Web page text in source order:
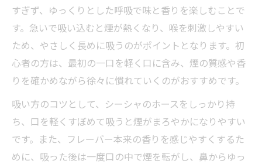
すぎず、ゆっくりとした呼吸で味と香りを楽しむことで
す。急いで吸い込むと煙が熱くなり、喉を刺激しやすい
ため、やさしく長めに吸うのがポイントとなります。初
心者の方は、最初の一口を軽く口に含み、煙の質感や香
りを確かめながら徐々に慣れていくのがおすすめです。
吸い方のコツとして、シーシャのホースをしっかり持
ち、口を軽くすぼめて吸うと煙がまろやかになりやすい
です。また、フレーバー本来の香りを感じやすくするた
めに、吸った後は一度口の中で煙を転がし、鼻からゆっ